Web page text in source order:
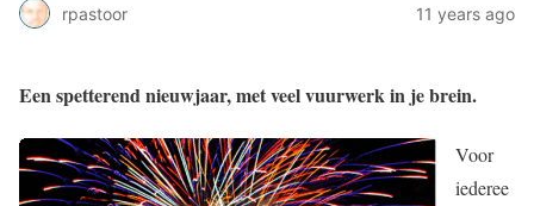
rpastoor 11 years ago
Een spetterend nieuwjaar, met veel vuurwerk in je brein.
Voor
iederee